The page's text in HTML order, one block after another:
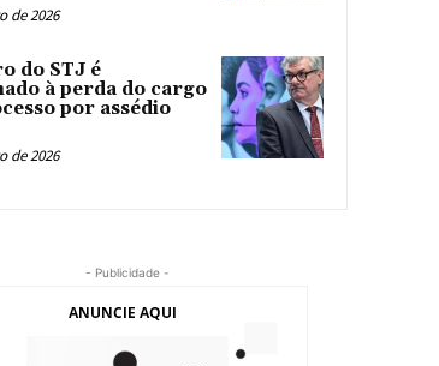
de 2026
do STJ é
à perda do cargo
por assédio
de 2026
- Publicidade -